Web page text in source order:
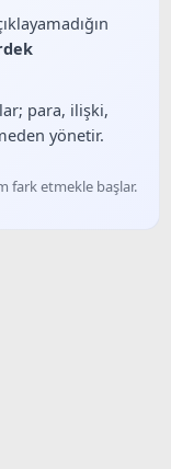
para, ilişki,
yönetir.
fark etmekle başlar.